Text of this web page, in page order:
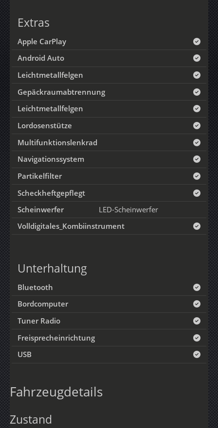
Extras
Apple CarPlay
Android Auto
Leichtmetallfelgen
Gepäckraumabtrennung
Leichtmetallfelgen
Lordosenstütze
Multifunktionslenkrad
Navigationssystem
Partikelfilter
Scheckheftgepflegt
Scheinwerfer
LED-Scheinwerfer
Volldigitales_Kombiinstrument
Unterhaltung
Bluetooth
Bordcomputer
Tuner Radio
Freisprecheinrichtung
USB
Fahrzeugdetails
Zustand